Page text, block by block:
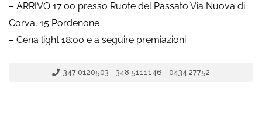
– ARRIVO 17:00 presso Ruote del Passato Via Nuova di
Corva, 15 Pordenone
– Cena light 18:00 e a seguire premiazioni
347 0120503 - 348 5111146 - 0434 27752